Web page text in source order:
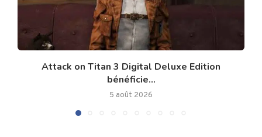
Attack on Titan 3 Digital Deluxe Edition
bénéficie...
5 août 2026